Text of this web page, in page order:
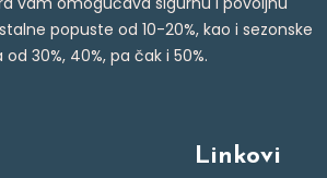
popuste od 10-20%, kao i sezonske
30%, 40%, pa čak i 50%.
Linkovi